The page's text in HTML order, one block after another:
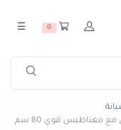
0
☰
مع مغناطيس قوي 80 سم